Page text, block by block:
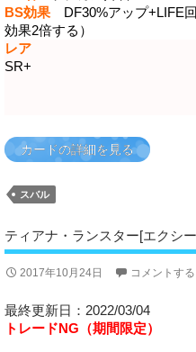
BS効果 DF30%アップ+LIFE
効果2倍する）
レア
SR+
カードの詳細を見る
スバル
ティアナ・ランスター[エクシ
2017年10月24日 コメントする
最終更新日：2022/03/04
トレードNG（期間限定）